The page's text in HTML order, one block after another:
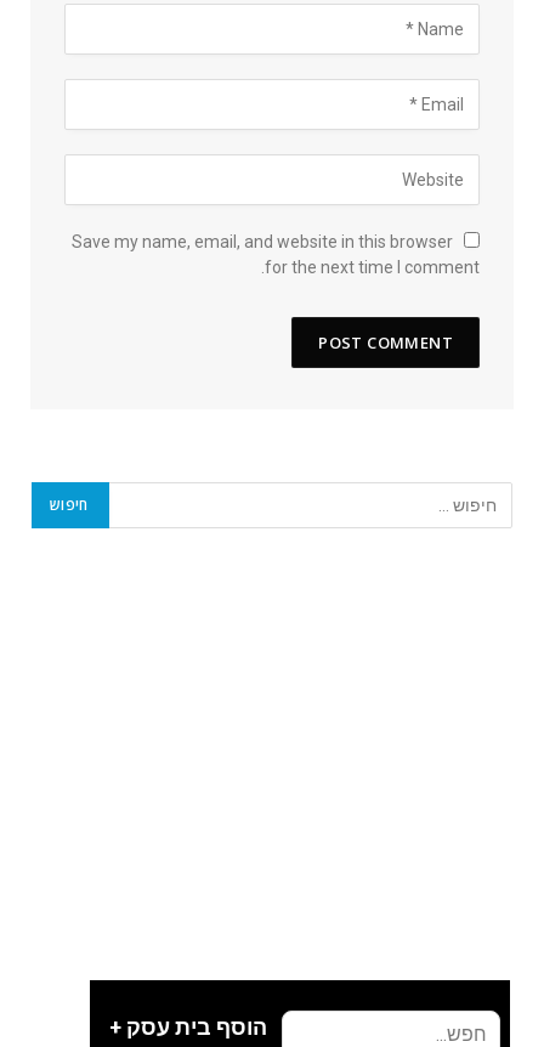
Save my name, email, and website in this browser
for the next time I comment.
הוסף בית עסק +